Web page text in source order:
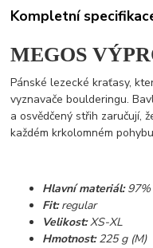
Kompletní
MEGOS
Pánské lezecké kraťasy,
vyznavače boulderingu.
a osvědčený střih zaručují,
každém krkolomném
Hlavní materiál:
Fit:regular
Velikost:XS-XL
Hmotnost:225 g (M)